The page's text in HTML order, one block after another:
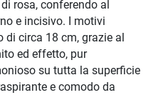
rosa, conferendo al
e incisivo. I motivi
circa 18 cm, grazie al
ed effetto, pur
su tutta la superficie
e comodo da